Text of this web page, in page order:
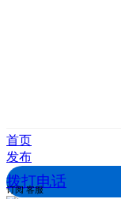
首页
发布
拨打电话
订阅 客服